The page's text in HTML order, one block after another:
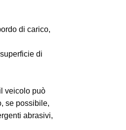
di carico,
di
veicolo può
se possibile,
abrasivi,